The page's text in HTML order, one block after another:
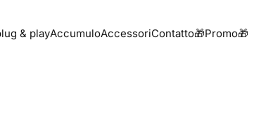
& playAccumuloAccessoriContatto🎁Promo🎁